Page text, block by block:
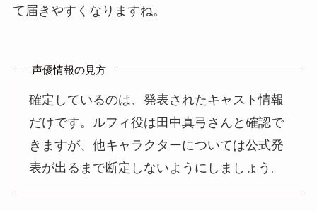
て届きやすくなりますね。
声優情報の見方
確定しているのは、発表されたキャスト情報
だけです。ルフィ役は田中真弓さんと確認で
きますが、他キャラクターについては公式発
表が出るまで断定しないようにしましょう。